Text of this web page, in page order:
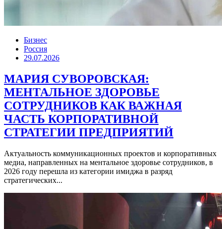
Бизнес
Россия
29.07.2026
МАРИЯ СУВОРОВСКАЯ:
МЕНТАЛЬНОЕ ЗДОРОВЬЕ
СОТРУДНИКОВ КАК ВАЖНАЯ
ЧАСТЬ КОРПОРАТИВНОЙ
СТРАТЕГИИ ПРЕДПРИЯТИЙ
Актуальность коммуникационных проектов и корпоративных
медиа, направленных на ментальное здоровье сотрудников, в
2026 году перешла из категории имиджа в разряд
стратегических...